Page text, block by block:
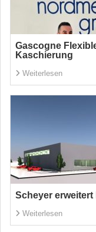
Gascogne
Kaschierung
Weiterlesen
Scheyer
Weiterlesen